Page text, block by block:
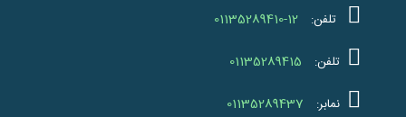
تلفن: 01135289410-12
تلفن: 01135289415
نمابر: 01135289437